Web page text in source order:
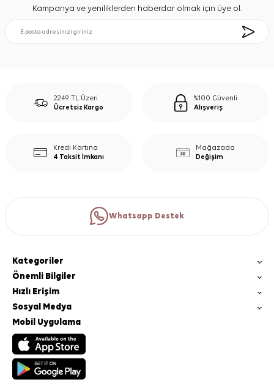
Kampanya ve yeniliklerden haberdar olmak için üye ol.
2249 TL Üzeri
Ücretsiz Kargo
%100 Güvenli
Alışveriş
Kredi Kartına
4 Taksit İmkanı
Mağazada
Değişim
Whatsapp Destek
Kategoriler
Önemli Bilgiler
Hızlı Erişim
Sosyal Medya
Mobil Uygulama